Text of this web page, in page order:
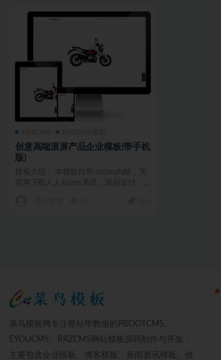
创意高端滚屏产品企业模板(带手机
版)
模板介绍： 本模板自带rrzcms内核，无
需再下载人人站cms系统，原创设计、
菜鸟模板网专注整站带数据的PBOOTCMS、
EYOUCMS、RRZCMS网站模板源码制作与开发，
主要包含企业模板、博客模板、新闻资讯模板。收